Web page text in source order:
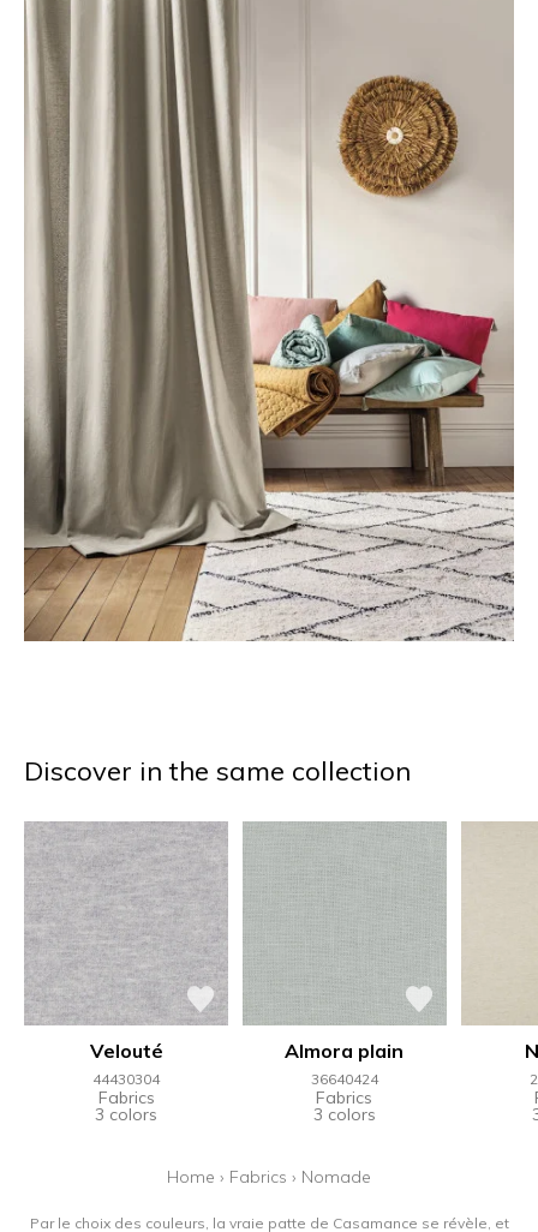
Discover in the same collection
Velouté
44430304
Fabrics
3 colors
Almora plain
36640424
Fabrics
3 colors
Home › Fabrics › Nomade
Par le choix des couleurs, la vraie patte de Casamance se révèle, et